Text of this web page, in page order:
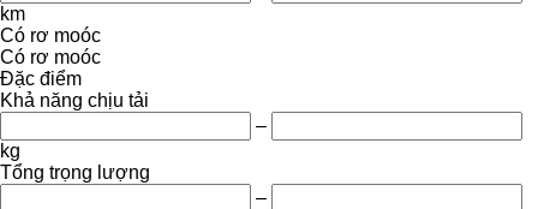
km
Có rơ moóc
Có rơ moóc
Đặc điểm
Khả năng chịu tải
–
kg
Tổng trọng lượng
–